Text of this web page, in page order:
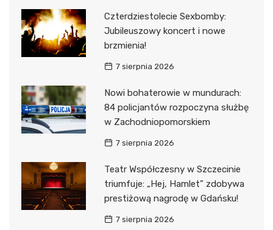
Czterdziestolecie Sexbomby:
Jubileuszowy koncert i nowe
brzmienia!
7 sierpnia 2026
Nowi bohaterowie w mundurach:
84 policjantów rozpoczyna służbę
w Zachodniopomorskiem
7 sierpnia 2026
Teatr Współczesny w Szczecinie
triumfuje: „Hej, Hamlet” zdobywa
prestiżową nagrodę w Gdańsku!
7 sierpnia 2026